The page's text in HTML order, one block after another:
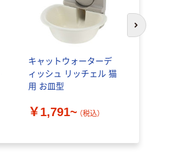
キャットウォーターデ
ィッシュ リッチェル 猫
用 お皿型
￥1,791~ （税込）
次のスライド